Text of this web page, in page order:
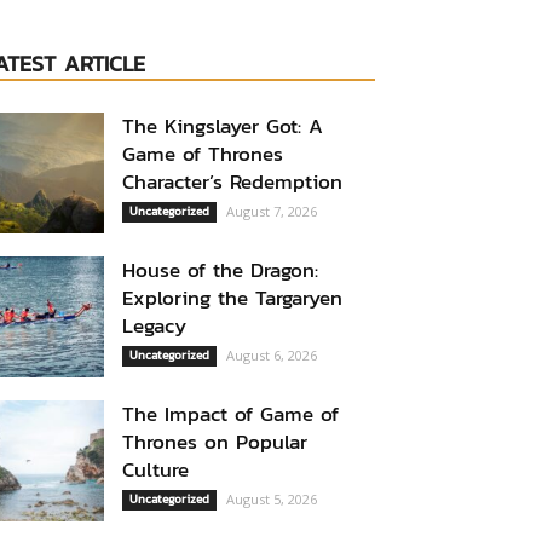
ARTICLE
The Kingslayer Got: A
Game of Thrones
Character’s Redemption
Uncategorized August 7, 2026
House of the Dragon:
Exploring the Targaryen
Legacy
Uncategorized August 6, 2026
The Impact of Game of
Thrones on Popular
Culture
Uncategorized August 5, 2026